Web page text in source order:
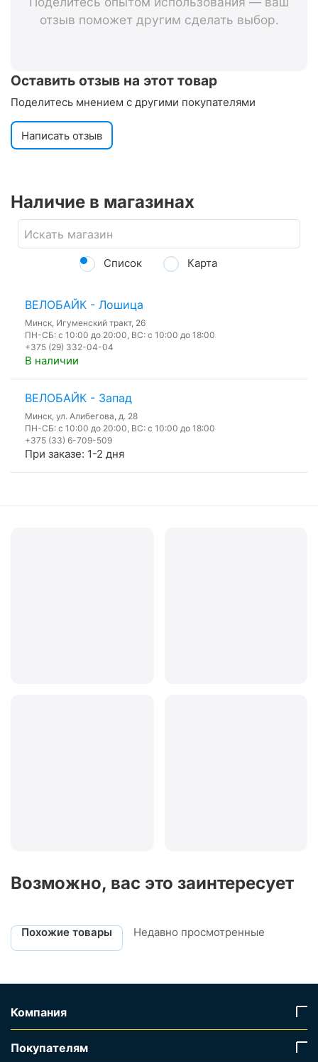
отзыв поможет другим сделать выбор.
Оставить отзыв на этот товар
Поделитесь мнением с другими покупателями
Написать отзыв
Наличие в магазинах
Список Карта
ВЕЛОБАЙК - Лошица
Минск, Игуменский тракт, 26
ПН-СБ: с 10:00 до 20:00, ВС: с 10:00 до 18:00
+375 (29) 332-04-04
В наличии
ВЕЛОБАЙК - Запад
Минск, ул. Алибегова, д. 28
ПН-СБ: с 10:00 до 20:00, ВС: с 10:00 до 18:00
+375 (33) 6-709-509
При заказе: 1-2 дня
Возможно, вас это заинтересует
Похожие товары Недавно просмотренные
Компания
Покупателям